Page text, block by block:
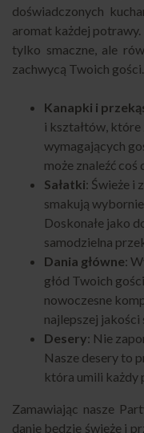
doświadczonych
aromat każdej potrawy.
tylko smaczne, ale
zachwycą Twoich gości.
Kanapki i
i kształtów,
wymagających
może znaleźć coś
Sałatki: Świeże i
smakują
Doskonałe jako
samodzielna
Dania główne:
głód Twoich
nowoczesne
najlepszej jakości
Desery: Nie
Nasze desery to
która umili każdy
Zamawiając nasze
danie będzie świeże i